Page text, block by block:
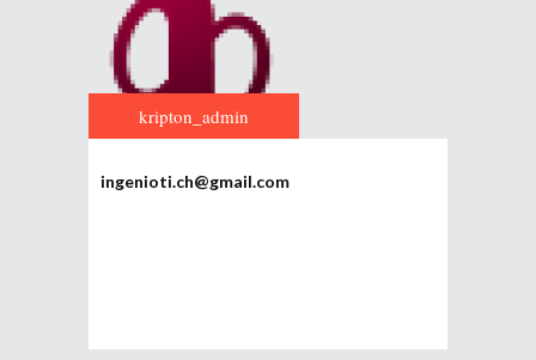
kripton_admin
ingenioti.ch@gmail.com